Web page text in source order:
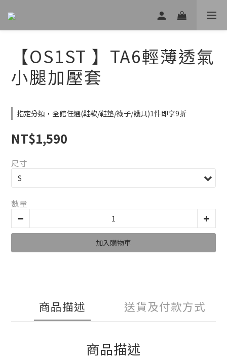
【OS1ST 】TA6輕薄透氣
小腿加壓套
指定分類，全館任選(鞋款/鞋墊/襪子/護具)1件即享9折
NT$1,590
尺寸
數量
加入購物車
商品描述 送貨及付款方式
商品描述